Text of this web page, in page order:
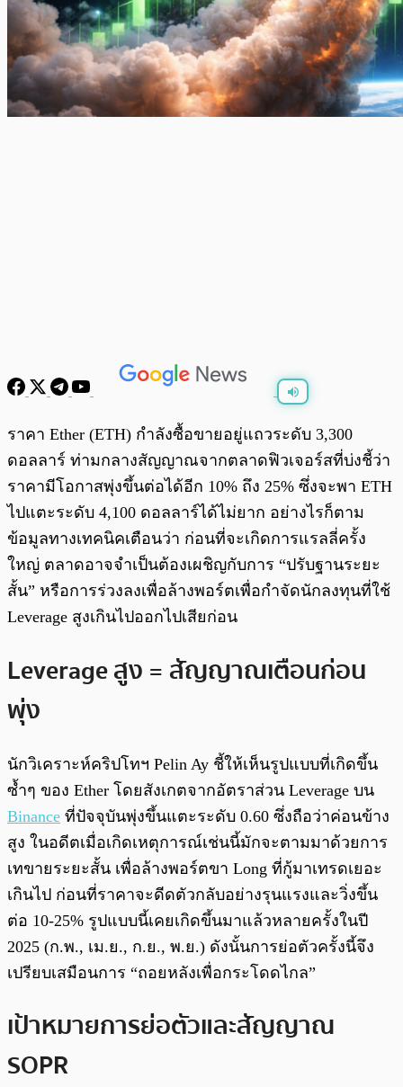
ราคา Ether (ETH) กำลังซื้อขายอยู่แถวระดับ 3,300
ดอลลาร์ ท่ามกลางสัญญาณจากตลาดฟิวเจอร์สที่บ่งชี้ว่า
ราคามีโอกาสพุ่งขึ้นต่อได้อีก 10% ถึง 25% ซึ่งจะพา ETH
ไปแตะระดับ 4,100 ดอลลาร์ได้ไม่ยาก อย่างไรก็ตาม
ข้อมูลทางเทคนิคเตือนว่า ก่อนที่จะเกิดการแรลลี่ครั้ง
ใหญ่ ตลาดอาจจำเป็นต้องเผชิญกับการ “ปรับฐานระยะ
สั้น” หรือการร่วงลงเพื่อล้างพอร์ตเพื่อกำจัดนักลงทุนที่ใช้
Leverage สูงเกินไปออกไปเสียก่อน
Leverage สูง = สัญญาณเตือนก่อน
พุ่ง
นักวิเคราะห์คริปโทฯ Pelin Ay ชี้ให้เห็นรูปแบบที่เกิดขึ้น
ซ้ำๆ ของ Ether โดยสังเกตจากอัตราส่วน Leverage บน
Binance ที่ปัจจุบันพุ่งขึ้นแตะระดับ 0.60 ซึ่งถือว่าค่อนข้าง
สูง ในอดีตเมื่อเกิดเหตุการณ์เช่นนี้มักจะตามมาด้วยการ
เทขายระยะสั้น เพื่อล้างพอร์ตขา Long ที่กู้มาเทรดเยอะ
เกินไป ก่อนที่ราคาจะดีดตัวกลับอย่างรุนแรงและวิ่งขึ้น
ต่อ 10-25% รูปแบบนี้เคยเกิดขึ้นมาแล้วหลายครั้งในปี
2025 (ก.พ., เม.ย., ก.ย., พ.ย.) ดังนั้นการย่อตัวครั้งนี้จึง
เปรียบเสมือนการ “ถอยหลังเพื่อกระโดดไกล”
เป้าหมายการย่อตัวและสัญญาณ
SOPR